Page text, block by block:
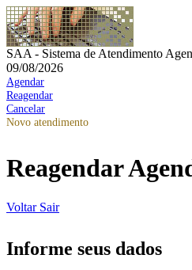
SAA - Sistema de Atendimento
09/08/2026
Agendar
Reagendar
Cancelar
Novo atendimento
Reagendar
Voltar Sair
Informe seus dados